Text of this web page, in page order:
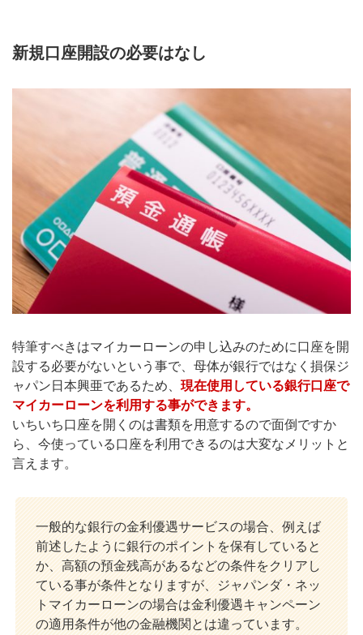
新規口座開設の必要はなし
特筆すべきはマイカーローンの申し込みのために口座を開
設する必要がないという事で、母体が銀行ではなく損保ジ
ャパン日本興亜であるため、 現在使用している銀行口座で
マイカーローンを利用する事ができます。
いちいち口座を開くのは書類を用意するので面倒ですか
ら、今使っている口座を利用できるのは大変なメリットと
言えます。
一般的な銀行の金利優遇サービスの場合、例えば
前述したように銀行のポイントを保有していると
か、高額の預金残高があるなどの条件をクリアし
ている事が条件となりますが、ジャパンダ・ネッ
トマイカーローンの場合は金利優遇キャンペーン
の適用条件が他の金融機関とは違っています。